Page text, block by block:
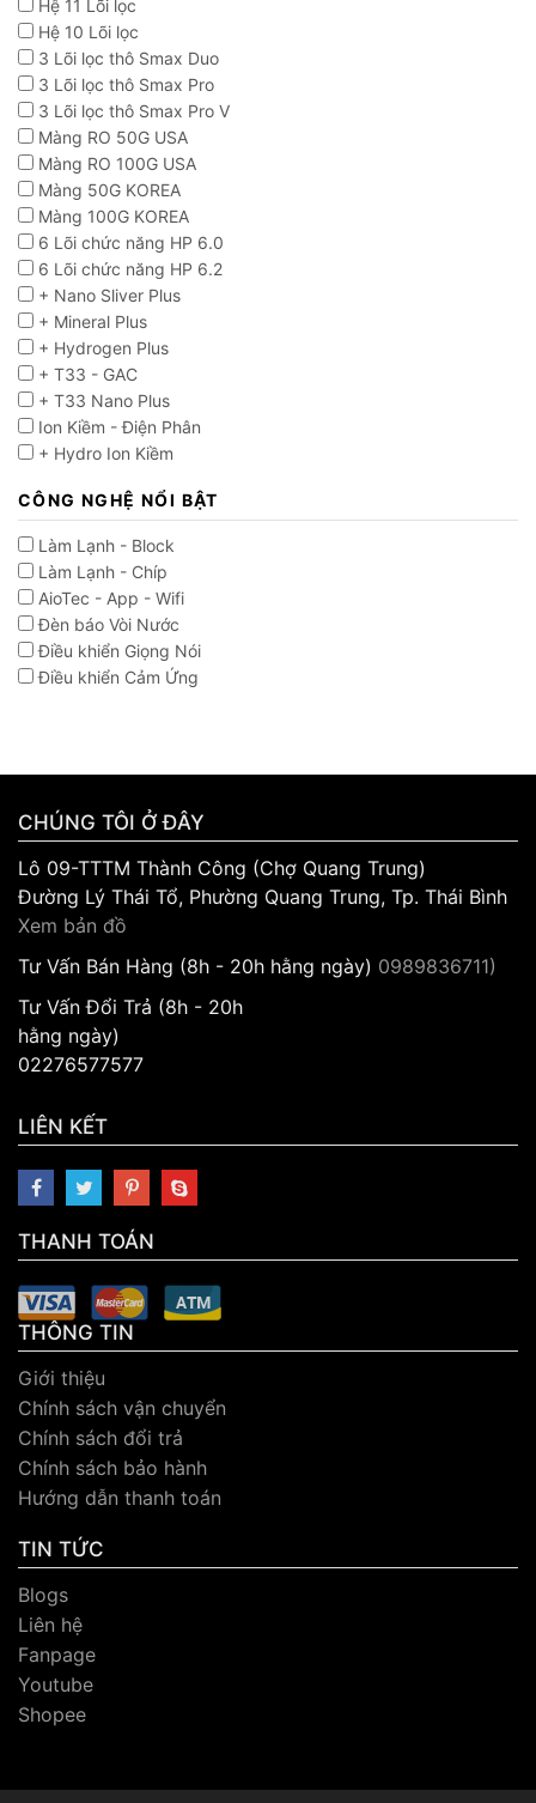
Hệ 11 Lõi lọc
Hệ 10 Lõi lọc
3 Lõi lọc thô Smax Duo
3 Lõi lọc thô Smax Pro
3 Lõi lọc thô Smax Pro V
Màng RO 50G USA
Màng RO 100G USA
Màng 50G KOREA
Màng 100G KOREA
6 Lõi chức năng HP 6.0
6 Lõi chức năng HP 6.2
+ Nano Sliver Plus
+ Mineral Plus
+ Hydrogen Plus
+ T33 - GAC
+ T33 Nano Plus
Ion Kiềm - Điện Phân
+ Hydro Ion Kiềm
CÔNG NGHỆ NỔI BẬT
Làm Lạnh - Block
Làm Lạnh - Chíp
AioTec - App - Wifi
Đèn báo Vòi Nước
Điều khiển Giọng Nói
Điều khiển Cảm Ứng
CHÚNG TÔI Ở ĐÂY
Lô 09-TTTM Thành Công (Chợ Quang Trung)
Đường Lý Thái Tổ, Phường Quang Trung, Tp. Thái Bình
Xem bản đồ
Tư Vấn Bán Hàng (8h - 20h hằng ngày) 0989836711)
Tư Vấn Đổi Trả (8h - 20h
hằng ngày)
02276577577
LIÊN KẾT
THANH TOÁN
THÔNG TIN
Giới thiệu
Chính sách vận chuyển
Chính sách đổi trả
Chính sách bảo hành
Hướng dẫn thanh toán
TIN TỨC
Blogs
Liên hệ
Fanpage
Youtube
Shopee